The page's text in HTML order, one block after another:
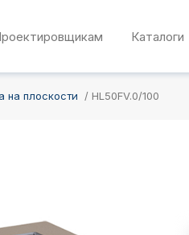
Каталоги
на плоскости HL50FV.0/100